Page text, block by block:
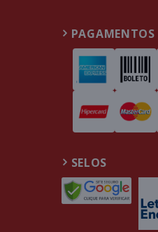
PAGAMENTOS
SELOS